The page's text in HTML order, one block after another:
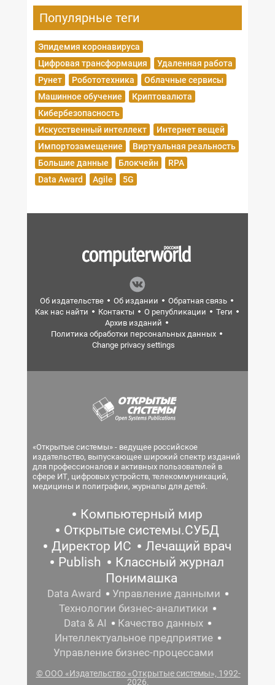
Популярные теги
Эпидемия коронавируса
Цифровая трансформация
Удаленная работа
Рунет
Робототехника
Облачные сервисы
Машинное обучение
Криптовалюта
Кибербезопасность
Искусственный интеллект
Интернет вещей
Импортозамещение
Виртуальная реальность
Большие данные
Блокчейн
RPA
Data Award
Agile 5G
Об издательстве Об издании
Обратная связь
Как нас найти
Контакты О републикации
Теги
Архив изданий
Политика обработки персональных данных
Change privacy settings
«Открытые системы» - ведущее российское
издательство, выпускающее широкий спектр изданий
для профессионалов и активных пользователей в
сфере ИТ, цифровых устройств, телекоммуникаций,
медицины и полиграфии, журналы для детей.
Компьютерный мир
Открытые системы.СУБД
Директор ИС
Лечащий врач
Publish
Классный журнал
Понимашка
Data Award
Управление данными
Технологии бизнес-аналитики
Data & AI
Качество данных
Интеллектуальное предприятие
Управление бизнес-процессами
© ООО «Издательство «Открытые системы», 1992-
2026.